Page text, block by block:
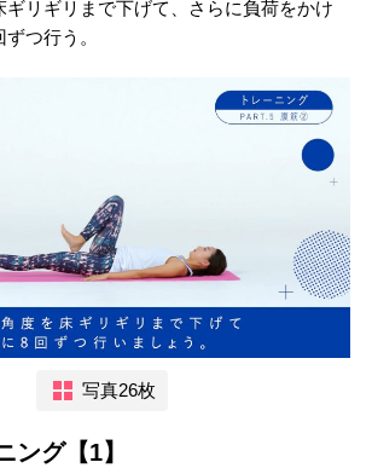
ギリギリまで下げて、さらに負荷をかけ
つ行う。
写真26枚
ング【1】